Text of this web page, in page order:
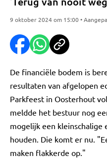
9 oktober 2024 om 15:00 •
De financiële bodem is
resultaten van afgelopen
Parkfeest in Oosterhout
meldde het bestuur nog
mogelijk een
houden. Die komt er nu.
maken flakkerde op."